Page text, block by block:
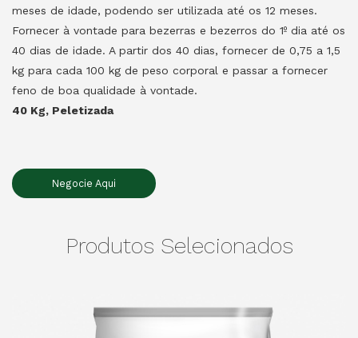
meses de idade, podendo ser utilizada até os 12 meses.
Fornecer à vontade para bezerras e bezerros do 1º dia até os
40 dias de idade. A partir dos 40 dias, fornecer de 0,75 a 1,5
kg para cada 100 kg de peso corporal e passar a fornecer
feno de boa qualidade à vontade.
40 Kg, Peletizada
Negocie Aqui
Produtos Selecionados